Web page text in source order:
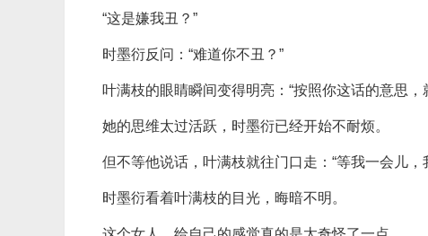
“这是嫌我丑？”
时墨衍反问：“难道你不丑？”
叶满枝的眼睛瞬间变得明亮：“按照你这话的意思
她的思维太过活跃，时墨衍已经开始不耐烦。
但不等他说话，叶满枝就往门口走：“等我一会儿，
时墨衍看着叶满枝的目光，晦暗不明。